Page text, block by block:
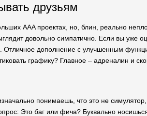
друзьям
AAA проектах, но, блин, реально
довольно симпатично. Если вы уже
. Отличное дополнение с улучшенным
графику? Главное – адреналин и
понимаешь, что это не
Это баг или фича? Буквально